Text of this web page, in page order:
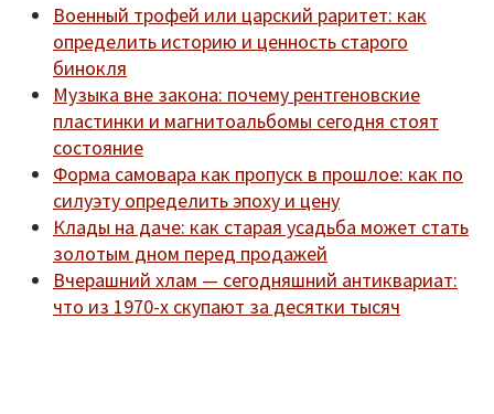
Военный трофей или царский раритет: как
определить историю и ценность старого
бинокля
Музыка вне закона: почему рентгеновские
пластинки и магнитоальбомы сегодня стоят
состояние
Форма самовара как пропуск в прошлое: как по
силуэту определить эпоху и цену
Клады на даче: как старая усадьба может стать
золотым дном перед продажей
Вчерашний хлам — сегодняшний антиквариат:
что из 1970-х скупают за десятки тысяч